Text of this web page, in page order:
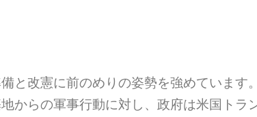
と改憲に前のめりの姿勢を強めています
からの軍事行動に対し、政府は米国トラ